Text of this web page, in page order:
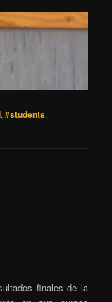
,#students,
finales de la